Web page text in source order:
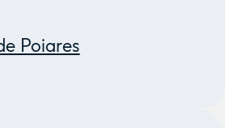
Poiares